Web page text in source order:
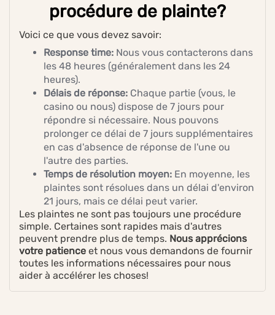
procédure de plainte?
Voici ce que vous devez savoir:
Response time: Nous vous contacterons dans
les 48 heures (généralement dans les 24
heures).
Délais de réponse: Chaque partie (vous, le
casino ou nous) dispose de 7 jours pour
répondre si nécessaire. Nous pouvons
prolonger ce délai de 7 jours supplémentaires
en cas d'absence de réponse de l'une ou
l'autre des parties.
Temps de résolution moyen: En moyenne, les
plaintes sont résolues dans un délai d'environ
21 jours, mais ce délai peut varier.
Les plaintes ne sont pas toujours une procédure
simple. Certaines sont rapides mais d'autres
peuvent prendre plus de temps. Nous apprécions
votre patience et nous vous demandons de fournir
toutes les informations nécessaires pour nous
aider à accélérer les choses!